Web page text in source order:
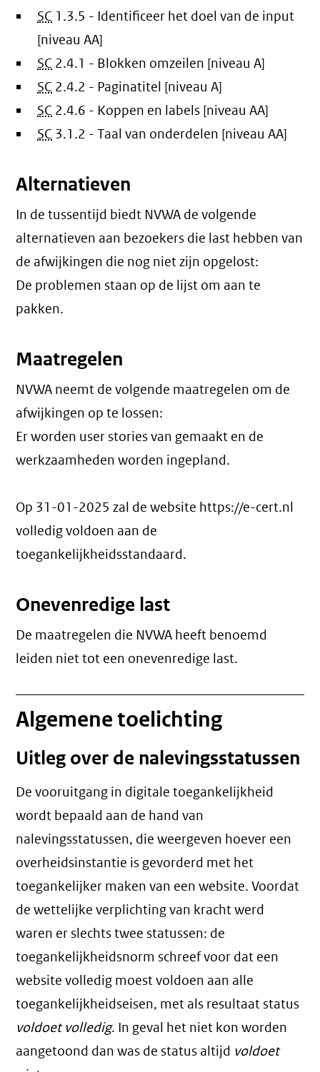
SC 1.3.5 - Identificeer het doel van de input
[niveau AA]
SC 2.4.1 - Blokken omzeilen [niveau A]
SC 2.4.2 - Paginatitel [niveau A]
SC 2.4.6 - Koppen en labels [niveau AA]
SC 3.1.2 - Taal van onderdelen [niveau AA]
Alternatieven
In de tussentijd biedt NVWA de volgende
alternatieven aan bezoekers die last hebben van
de afwijkingen die nog niet zijn opgelost:
De problemen staan op de lijst om aan te
pakken.
Maatregelen
NVWA neemt de volgende maatregelen om de
afwijkingen op te lossen:
Er worden user stories van gemaakt en de
werkzaamheden worden ingepland.
Op 31-01-2025 zal de website https://e-cert.nl
volledig voldoen aan de
toegankelijkheidsstandaard.
Onevenredige last
De maatregelen die NVWA heeft benoemd
leiden niet tot een onevenredige last.
Algemene toelichting
Uitleg over de nalevingsstatussen
De vooruitgang in digitale toegankelijkheid
wordt bepaald aan de hand van
nalevingsstatussen, die weergeven hoever een
overheidsinstantie is gevorderd met het
toegankelijker maken van een website. Voordat
de wettelijke verplichting van kracht werd
waren er slechts twee statussen: de
toegankelijkheidsnorm schreef voor dat een
website volledig moest voldoen aan alle
toegankelijkheidseisen, met als resultaat status
voldoet volledig. In geval het niet kon worden
aangetoond dan was de status altijd voldoet